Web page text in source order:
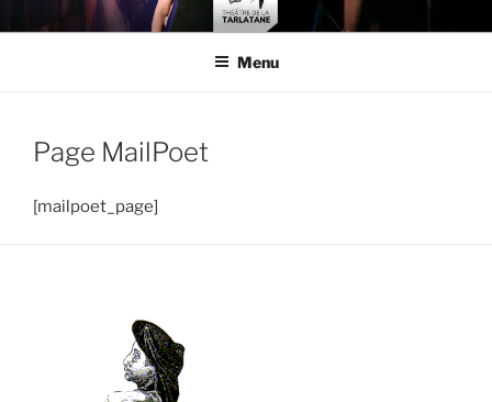
au
THÉÂTRE DE LA TARLATANE
Menu
Page MailPoet
[mailpoet_page]